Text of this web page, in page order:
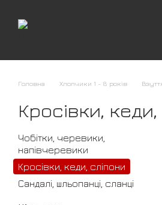
Головна Хлопчики 1 - 8 років
Кросівки,
Чобітки, черевики,
напівчеревики
Кросівки, кеди, сліпони
Сандалі, шльопанці, сланці